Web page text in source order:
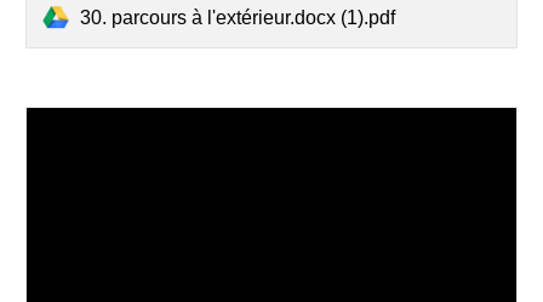
30. parcours à l'extérieur.docx (1).pdf